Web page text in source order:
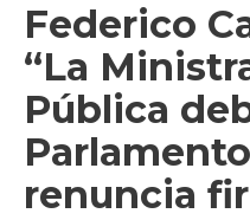
Federico
“La
Pública
renuncia